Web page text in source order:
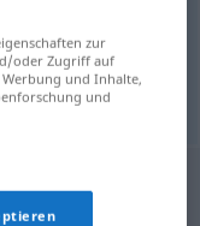
zur
oder Zugriff auf
und Inhalte,
und